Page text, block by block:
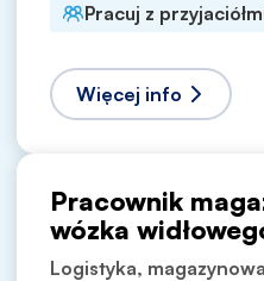
Pracuj z
Więcej info
Pracownik
wózka
Logistyka,